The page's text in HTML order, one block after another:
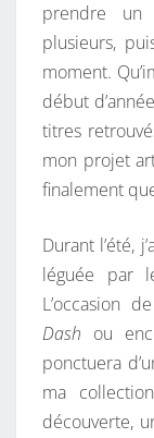
prendre
plusieurs,
moment.
début
titres
mon projet
finalement
Durant l’été,
léguée par
L’occasion
Dash ou
ponctuera
ma
découverte,